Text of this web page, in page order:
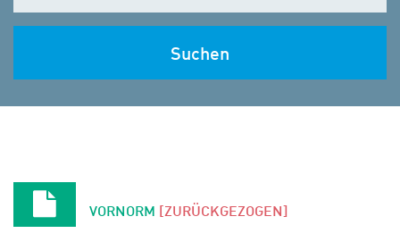
Suchen
VORNORM [ZURÜCKGEZOGEN]